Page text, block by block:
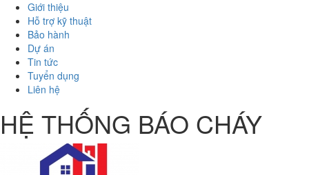
Giới thiệu
Hỗ trợ kỹ thuật
Bảo hành
Dự án
Tin tức
Tuyển dụng
Liên hệ
HỆ THỐNG BÁO CHÁY